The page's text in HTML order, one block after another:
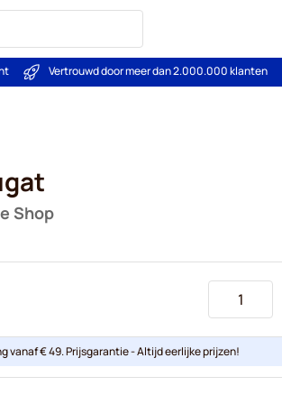
Vertrouwd door meer dan 2.000.000 klanten
Shop
vanaf € 49. Prijsgarantie - Altijd eerlijke prijzen!